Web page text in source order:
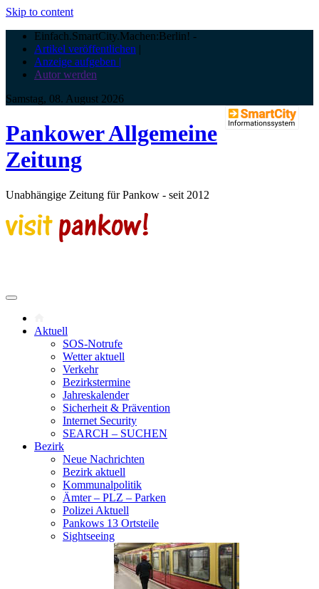
Skip to content
Einfach.SmartCity.Machen:Berlin! -
Artikel veröffentlichen |
Anzeige aufgeben |
Autor werden
Samstag, 08. August 2026
Pankower Allgemeine
Zeitung
Unabhängige Zeitung für Pankow - seit 2012
Aktuell
SOS-Notrufe
Wetter aktuell
Verkehr
Bezirkstermine
Jahreskalender
Sicherheit & Prävention
Internet Security
SEARCH – SUCHEN
Bezirk
Neue Nachrichten
Bezirk aktuell
Kommunalpolitik
Ämter – PLZ – Parken
Polizei Aktuell
Pankows 13 Ortsteile
Sightseeing